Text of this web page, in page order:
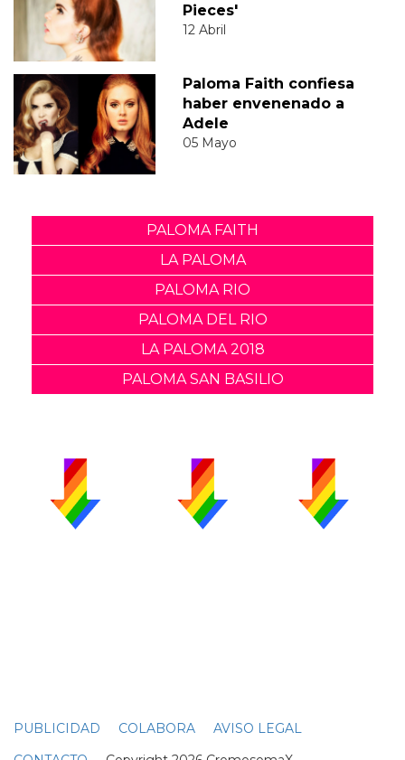
Pieces'
12 Abril
Paloma Faith confiesa
haber envenenado a
Adele
05 Mayo
PALOMA FAITH
LA PALOMA
PALOMA RIO
PALOMA DEL RIO
LA PALOMA 2018
PALOMA SAN BASILIO
PUBLICIDAD COLABORA
AVISO LEGAL